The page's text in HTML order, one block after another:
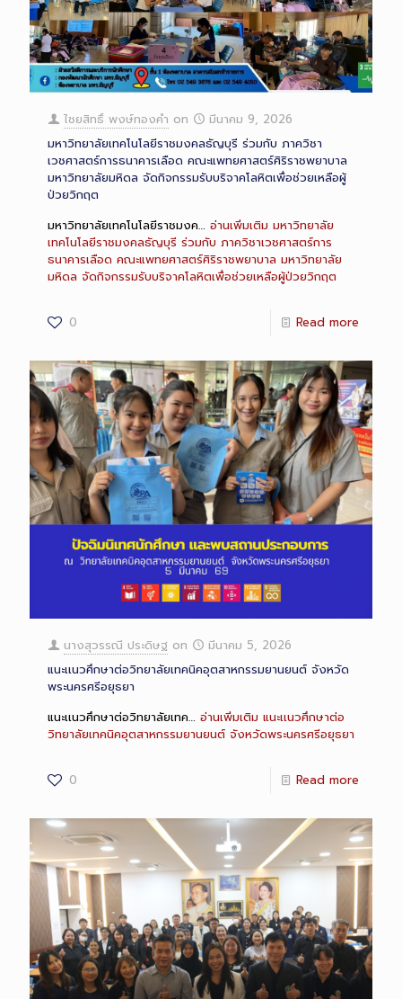
ไชยสิทธิ์ พงษ์ทองคำ on
มีนาคม 9, 2026
มหาวิทยาลัยเทคโนโลยีราชมงคลธัญบุรี ร่วมกับ ภาควิชา
เวชศาสตร์การธนาคารเลือด คณะแพทยศาสตร์ศิริราชพยาบาล
มหาวิทยาลัยมหิดล จัดกิจกรรมรับบริจาคโลหิตเพื่อช่วยเหลือผู้
ป่วยวิกฤต
มหาวิทยาลัยเทคโนโลยีราชมงค… อ่านเพิ่มเติม มหาวิทยาลัย
เทคโนโลยีราชมงคลธัญบุรี ร่วมกับ ภาควิชาเวชศาสตร์การ
ธนาคารเลือด คณะแพทยศาสตร์ศิริราชพยาบาล มหาวิทยาลัย
มหิดล จัดกิจกรรมรับบริจาคโลหิตเพื่อช่วยเหลือผู้ป่วยวิกฤต
0 Read more
นางสุวรรณี ประดิษฐ on
มีนาคม 5, 2026
แนะเเนวศึกษาต่อวิทยาลัยเทคนิคอุตสาหกรรมยานยนต์ จังหวัด
พระนครศรีอยุธยา
แนะเเนวศึกษาต่อวิทยาลัยเทค… อ่านเพิ่มเติม แนะเเนวศึกษาต่อ
วิทยาลัยเทคนิคอุตสาหกรรมยานยนต์ จังหวัดพระนครศรีอยุธยา
0 Read more